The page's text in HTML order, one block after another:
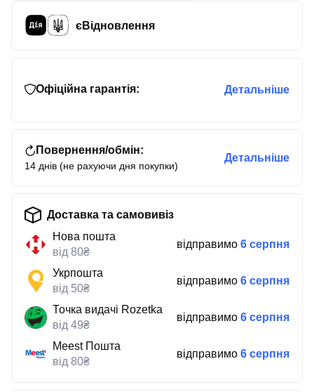
єВідновлення
Офіційна гарантія: Детальніше
Повернення/обмін:
14 днів (не рахуючи дня покупки)
Детальніше
Доставка та самовивіз
Нова пошта
від 80₴
відправимо 6 серпня
Укрпошта
від 50₴
відправимо 6 серпня
Точка видачі Rozetka
від 49₴
відправимо 6 серпня
Meest Пошта
від 80₴
відправимо 6 серпня